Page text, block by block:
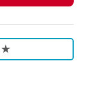
★